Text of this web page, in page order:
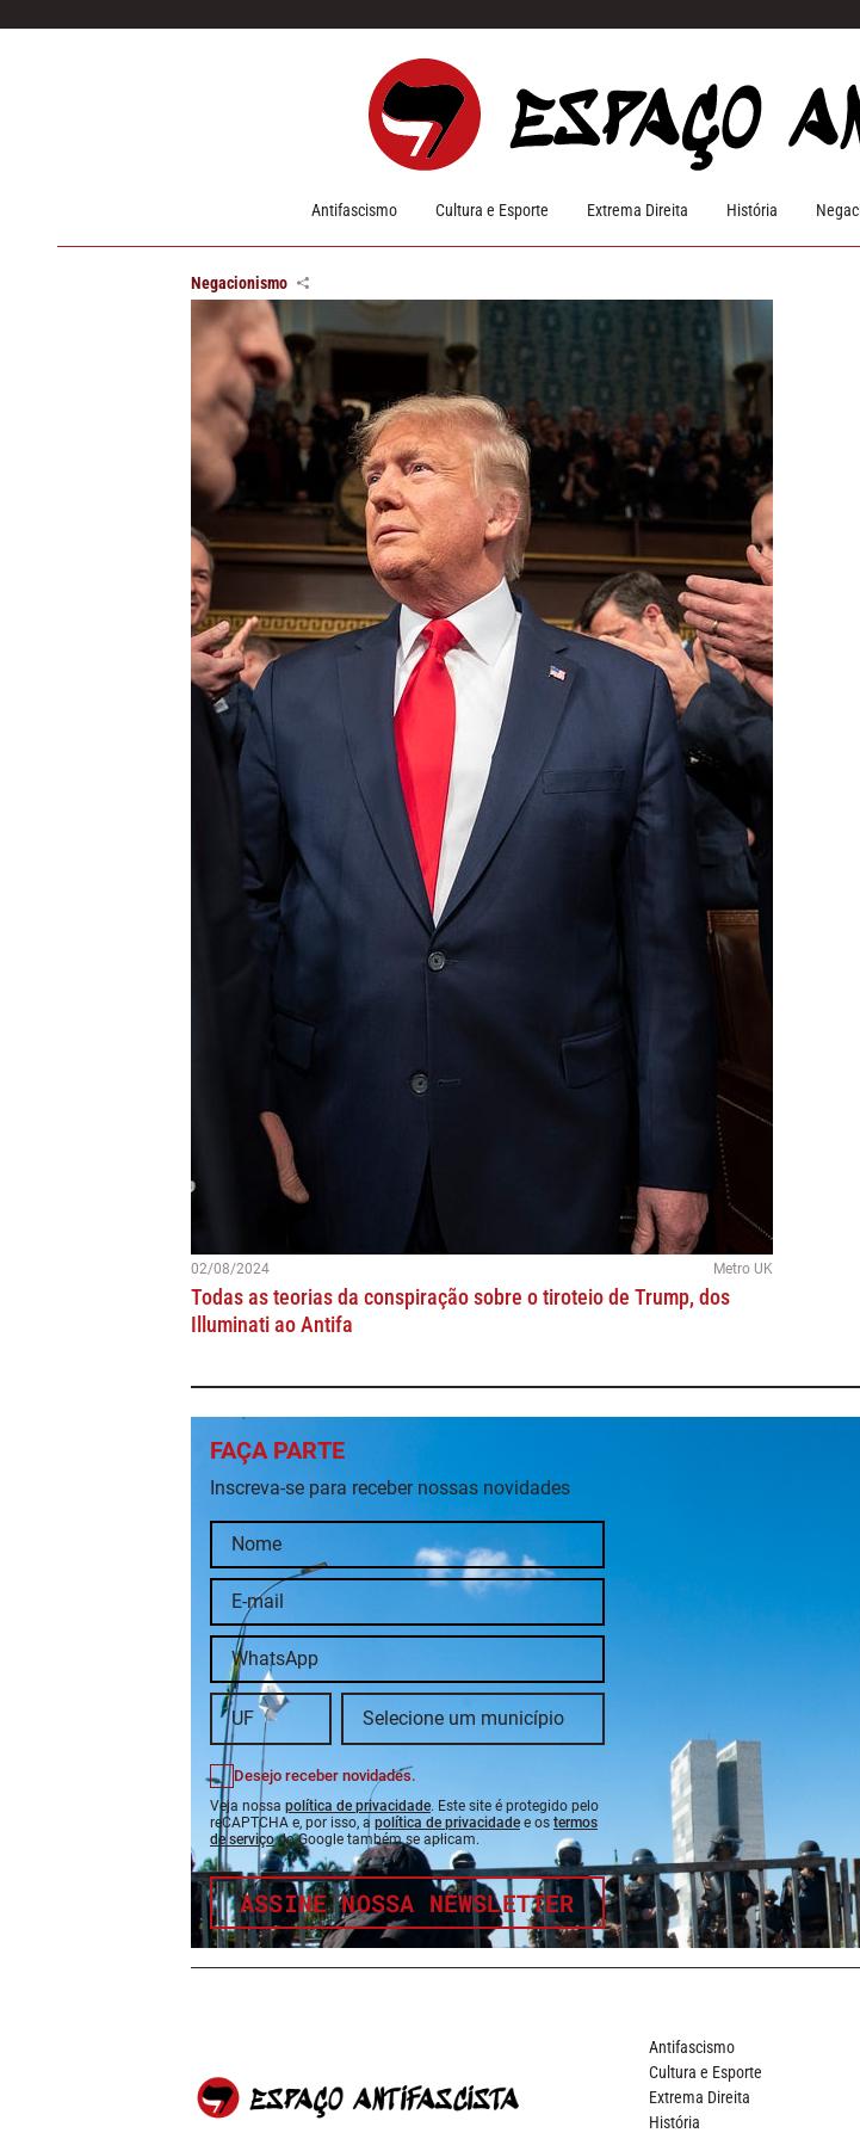
Antifascismo Cultura e Esporte Extrema Direita História
Negacionismo
02/08/2024 Metro UK
Todas as teorias da conspiração sobre o tiroteio de Trump, dos
Illuminati ao Antifa
FAÇA PARTE
Inscreva-se para receber nossas novidades
Desejo receber novidades.
Veja nossa política de privacidade. Este site é protegido pelo
reCAPTCHA e, por isso, a política de privacidade e os termos
de serviçodo Google também se aplicam.
ASSINE NOSSA NEWSLETTER
Antifascismo
Cultura e Esporte
Extrema Direita
História